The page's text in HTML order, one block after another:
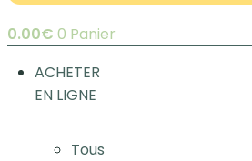
0.00€ 0 Panier
ACHETER
EN LIGNE
Tous